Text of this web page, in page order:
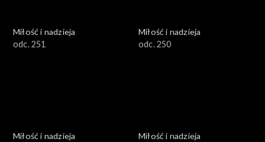
Miłość i nadzieja
odc. 251
Miłość i nadzieja
odc. 250
Miłość i nadzieja
Miłość i nadzieja